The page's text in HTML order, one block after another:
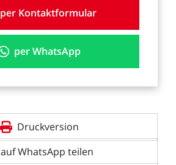
per Kontaktformular
per WhatsApp
Druckversion
auf WhatsApp teilen